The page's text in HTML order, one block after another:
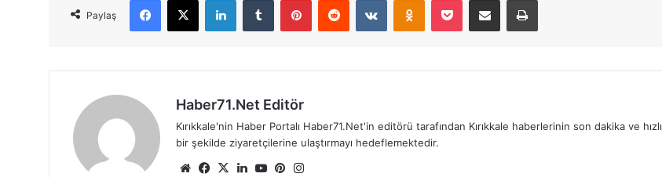
Paylaş
Haber71.Net Editör
Kırıkkale'nin Haber Portalı Haber71.Net'in editörü tarafından Kırıkkale haberlerinin son dakika ve hızlı
bir şekilde ziyaretçilerine ulaştırmayı hedeflemektedir.
We Fa
X
Lin Yo Pin